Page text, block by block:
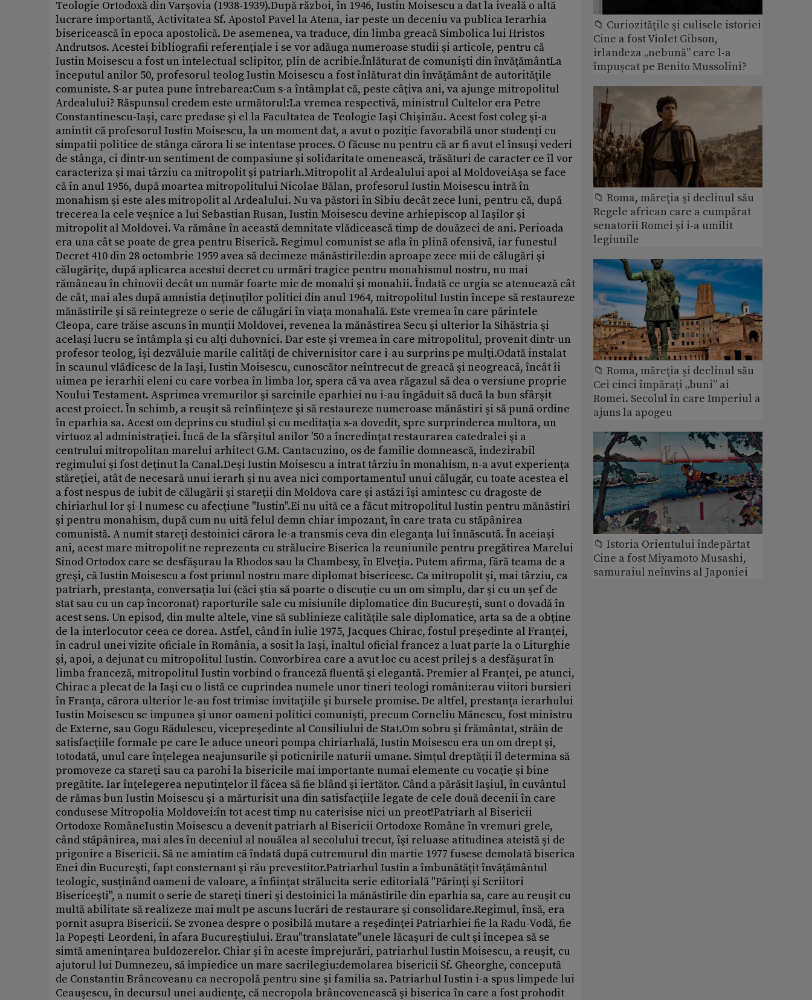
📁 Curiozităţile şi culisele istoriei
Cine a fost Violet Gibson,
irlandeza „nebună” care l-a
împușcat pe Benito Mussolini?
📁 Roma, măreţia şi declinul său
Regele african care a cumpărat
senatorii Romei și i-a umilit
legiunile
📁 Roma, măreţia şi declinul său
Cei cinci împărați „buni” ai
Romei. Secolul în care Imperiul a
ajuns la apogeu
📁 Istoria Orientului îndepărtat
Cine a fost Miyamoto Musashi,
samuraiul neînvins al Japoniei